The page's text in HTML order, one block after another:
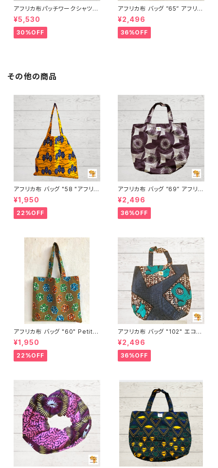
アフリカ布パッチワークシャツ
男女兼用 パーニュ キテンゲ ギ
ニア フェアトレード INUWALIA
FRICA patch-s-1
¥5,530
30%OFF
アフリカ布 バッグ ”65” アフリカ
ンプリント パーニュ カンガ キテ
ンゲ トートバッグ エコバッグ ギ
ニア フェアトレード INUWALIA
FRICA
¥2,496
36%OFF
その他の商品
アフリカ布 バッグ "58 "アフリカ
ンプリント パーニュ カンガ キテ
ンゲ トートバッグ エコバッグ ギ
ニア フェアトレード INUWALIA
FRICA
¥1,950
22%OFF
アフリカ布 バッグ ”69” アフリカ
ンプリント パーニュ カンガ キテ
ンゲ トートバッグ エコバッグ ギ
ニア フェアトレード INUWALIA
FRICA ②-2
¥2,496
36%OFF
アフリカ布 バッグ "60" Petite
s fleurs アフリカンプリント パ
ーニュ カンガ キテンゲ トートバ
ッグ エコバッグ ギニア フェアト
レード INUWALIAFRICA
¥1,950
22%OFF
アフリカ布 バッグ "102" エコバ
ッグ ギニア フェアトレード INU
WALIAFRICA
¥2,496
36%OFF